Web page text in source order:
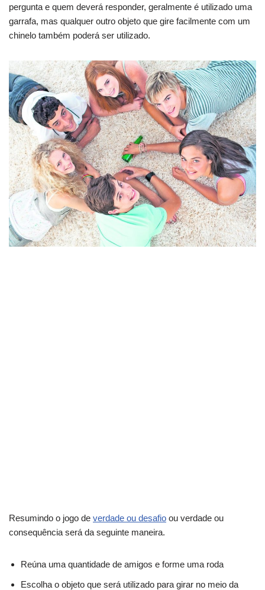
pergunta e quem deverá responder, geralmente é utilizado uma
garrafa, mas qualquer outro objeto que gire facilmente com um
chinelo também poderá ser utilizado.
Resumindo o jogo de verdade ou desafio ou verdade ou
consequência será da seguinte maneira.
Reúna uma quantidade de amigos e forme uma roda
Escolha o objeto que será utilizado para girar no meio da